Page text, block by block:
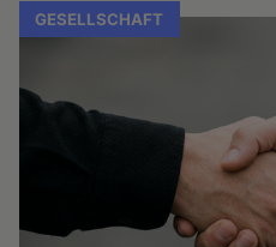
GESELLSCHAFT